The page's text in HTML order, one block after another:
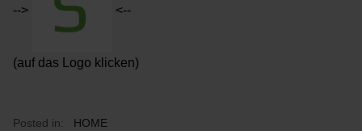
--> <--
(auf das Logo klicken)
Posted in: HOME